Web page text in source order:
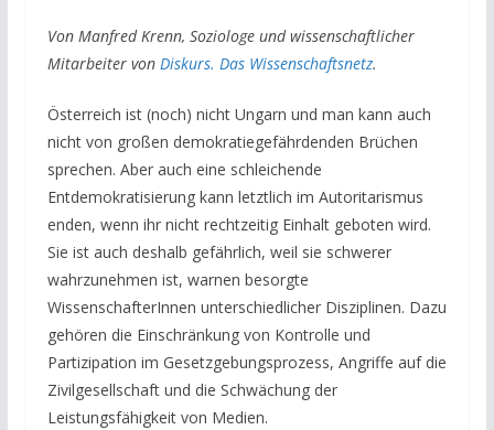
Von Manfred Krenn, Soziologe und wissenschaftlicher
Mitarbeiter von Diskurs. Das Wissenschaftsnetz.
Österreich ist (noch) nicht Ungarn und man kann auch
nicht von großen demokratiegefährdenden Brüchen
sprechen. Aber auch eine schleichende
Entdemokratisierung kann letztlich im Autoritarismus
enden, wenn ihr nicht rechtzeitig Einhalt geboten wird.
Sie ist auch deshalb gefährlich, weil sie schwerer
wahrzunehmen ist, warnen besorgte
WissenschafterInnen unterschiedlicher Disziplinen. Dazu
gehören die Einschränkung von Kontrolle und
Partizipation im Gesetzgebungsprozess, Angriffe auf die
Zivilgesellschaft und die Schwächung der
Leistungsfähigkeit von Medien.